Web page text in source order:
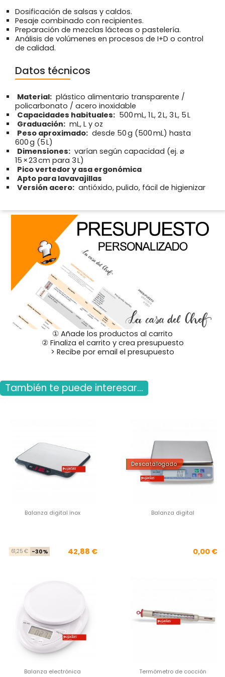
Dosificación de salsas y caldos.
Pesaje combinado con recipientes.
Preparación de mezclas lácteas o pastelería.
Análisis de volúmenes en procesos de I+D o control
de calidad.
Datos técnicos
Material: plástico alimentario transparente /
policarbonato / acero inoxidable
Capacidades habituales: 500 mL, 1 L, 2 L, 3 L, 5 L
Graduación: mL, L y oz
Peso aproximado: desde 50 g (500 mL) hasta
600 g (5 L)
Dimensiones: varían según capacidad (ej. ⌀
15 × 23 cm para 3 L)
Pico vertedor y asa ergonómica
Apto para lavavajillas
Versión acero: antióxido, pulido, fácil de higienizar
① Añade los productos al carrito
② Finaliza el carrito y crea presupuesto
> Recibe por email el presupuesto
También te puede interesar...
Balanza digital inox
Precio base
61,25 € -30% Precio
42,88 €
Descatalogado
Balanza digital
0,00 €
Balanza electrónica Termómetro de cocción